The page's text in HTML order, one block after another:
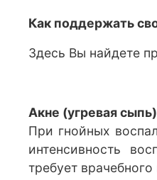
Как поддержать
Здесь Вы найдете
Акне (угревая сыпь)
При гнойных
интенсивность
требует